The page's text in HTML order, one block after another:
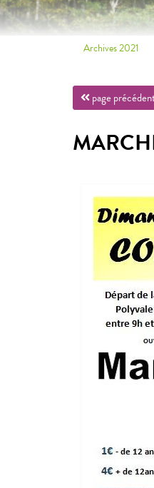
Archives 2021
page